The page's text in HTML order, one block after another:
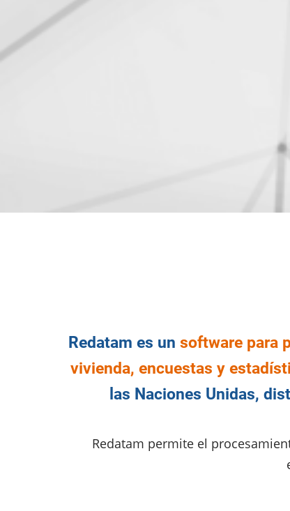
Redatam es un software para
vivienda, encuestas y
las Naciones Unidas,
Redatam permite el